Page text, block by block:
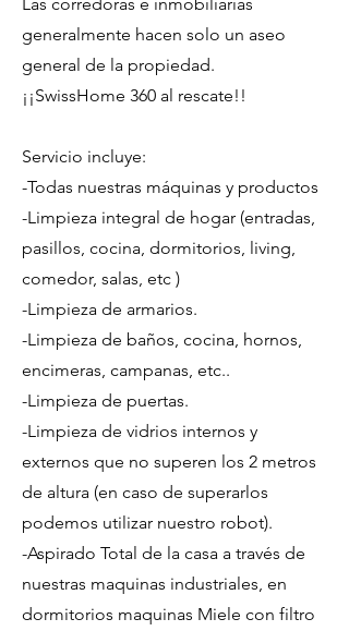
generalmente hacen solo un aseo
general de la propiedad.
¡¡SwissHome 360 al rescate!!
Servicio incluye:
-Todas nuestras máquinas y productos
-Limpieza integral de hogar (entradas,
pasillos, cocina, dormitorios, living,
comedor, salas, etc )
-Limpieza de armarios.
-Limpieza de baños, cocina, hornos,
encimeras, campanas, etc..
-Limpieza de puertas.
-Limpieza de vidrios internos y
externos que no superen los 2 metros
de altura (en caso de superarlos
podemos utilizar nuestro robot).
-Aspirado Total de la casa a través de
nuestras maquinas industriales, en
dormitorios maquinas Miele con filtro